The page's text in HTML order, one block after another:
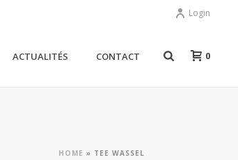
Login
ACTUALITÉS CONTACT 0
HOME » TEE WASSEL